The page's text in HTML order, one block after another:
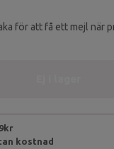
för att få ett mejl när
kostnad